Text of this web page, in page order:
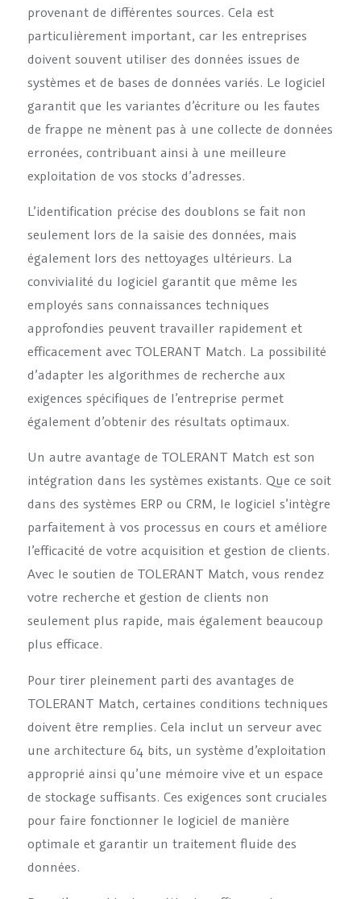
provenant de différentes sources. Cela est
particulièrement important, car les entreprises
doivent souvent utiliser des données issues de
systèmes et de bases de données variés. Le logiciel
garantit que les variantes d’écriture ou les fautes
de frappe ne mènent pas à une collecte de données
erronées, contribuant ainsi à une meilleure
exploitation de vos stocks d’adresses.
L’identification précise des doublons se fait non
seulement lors de la saisie des données, mais
également lors des nettoyages ultérieurs. La
convivialité du logiciel garantit que même les
employés sans connaissances techniques
approfondies peuvent travailler rapidement et
efficacement avec TOLERANT Match. La possibilité
d’adapter les algorithmes de recherche aux
exigences spécifiques de l’entreprise permet
également d’obtenir des résultats optimaux.
Un autre avantage de TOLERANT Match est son
intégration dans les systèmes existants. Que ce soit
dans des systèmes ERP ou CRM, le logiciel s’intègre
parfaitement à vos processus en cours et améliore
l’efficacité de votre acquisition et gestion de clients.
Avec le soutien de TOLERANT Match, vous rendez
votre recherche et gestion de clients non
seulement plus rapide, mais également beaucoup
plus efficace.
Pour tirer pleinement parti des avantages de
TOLERANT Match, certaines conditions techniques
doivent être remplies. Cela inclut un serveur avec
une architecture 64 bits, un système d’exploitation
approprié ainsi qu’une mémoire vive et un espace
de stockage suffisants. Ces exigences sont cruciales
pour faire fonctionner le logiciel de manière
optimale et garantir un traitement fluide des
données.